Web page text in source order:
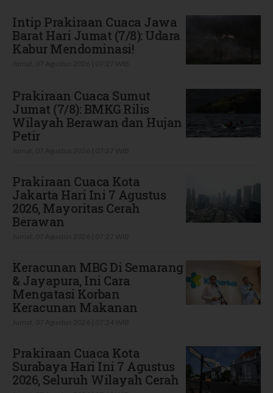
Intip Prakiraan Cuaca Jawa
Barat Hari Jumat (7/8): Udara
Kabur Mendominasi!
Prakiraan Cuaca Sumut
Jumat (7/8): BMKG Rilis
Wilayah Berawan dan Hujan
Petir
Prakiraan Cuaca Kota
Jakarta Hari Ini 7 Agustus
2026, Mayoritas Cerah
Berawan
Keracunan MBG Di Semarang
& Jayapura, Ini Cara
Mengatasi Korban
Keracunan Makanan
Prakiraan Cuaca Kota
Surabaya Hari Ini 7 Agustus
2026, Seluruh Wilayah Cerah